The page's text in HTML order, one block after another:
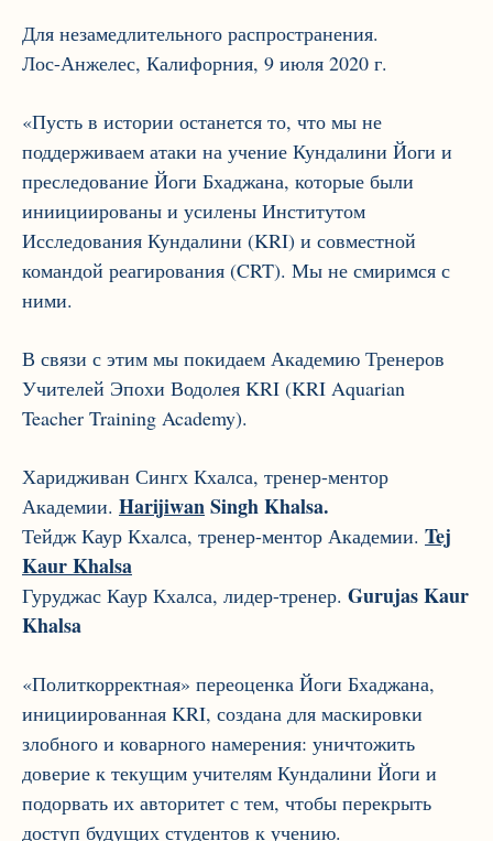
Для незамедлительного распространения.
Лос-Анжелес, Калифорния, 9 июля 2020 г.
«Пусть в истории останется то, что мы не
поддерживаем атаки на учение Кундалини Йоги и
преследование Йоги Бхаджана, которые были
иниициированы и усилены Институтом
Исследования Кундалини (KRI) и совместной
командой реагирования (CRT). Мы не смиримся с
ними.
В связи с этим мы покидаем Академию Тренеров
Учителей Эпохи Водолея KRI (KRI Aquarian
Teacher Training Academy).
Харидживан Сингх Кхалса, тренер-ментор
Академии. HarijiwanSingh Khalsa.
Тейдж Каур Кхалса, тренер-ментор Академии. Tej
Kaur Khalsa
Гуруджас Каур Кхалса, лидер-тренер. Gurujas Kaur
Khalsa
«Политкорректная» переоценка Йоги Бхаджана,
инициированная KRI, создана для маскировки
злобного и коварного намерения: уничтожить
доверие к текущим учителям Кундалини Йоги и
подорвать их авторитет с тем, чтобы перекрыть
доступ будущих студентов к учению.